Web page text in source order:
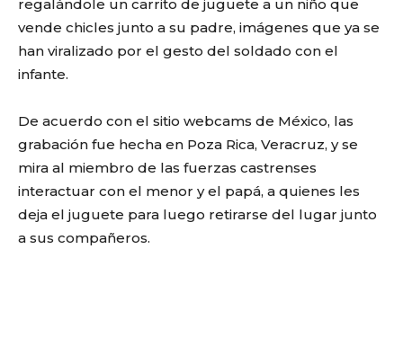
regalándole un carrito de juguete a un niño que
vende chicles junto a su padre, imágenes que ya se
han viralizado por el gesto del soldado con el
infante.
De acuerdo con el sitio webcams de México, las
grabación fue hecha en Poza Rica, Veracruz, y se
mira al miembro de las fuerzas castrenses
interactuar con el menor y el papá, a quienes les
deja el juguete para luego retirarse del lugar junto
a sus compañeros.